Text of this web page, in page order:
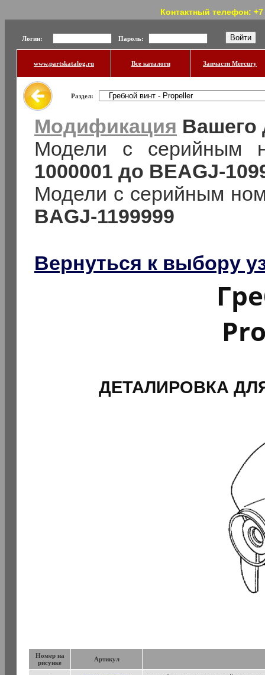
Контактный телефон:
Логин: Пароль:
www.partskatalog.ru Все каталоги Запчасти Mercury
Раздел:
Модификация Вашего
Модели с серийным
1000001 до BEAGJ-
Модели с серийным
BAGJ-1199999
Вернуться к выбору
ДЕТАЛИРОВКА
Номер на
рисунке
Артикул